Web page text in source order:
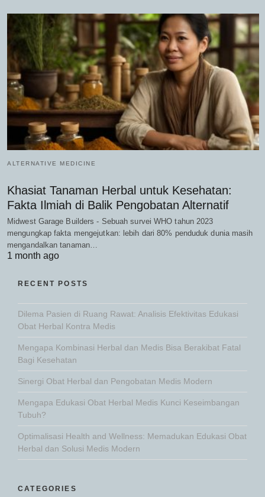
ALTERNATIVE MEDICINE
Khasiat Tanaman Herbal untuk Kesehatan:
Fakta Ilmiah di Balik Pengobatan Alternatif
Midwest Garage Builders - Sebuah survei WHO tahun 2023
mengungkap fakta mengejutkan: lebih dari 80% penduduk dunia masih
mengandalkan tanaman…
1 month ago
RECENT POSTS
Dilema Pasien di Ruang Rawat: Analisis Efektivitas Edukasi
Obat Herbal Kontra Medis
Mengapa Kombinasi Herbal dan Medis Bisa Berakibat Fatal
Bagi Kesehatan
Sinergi Obat Herbal dan Pengobatan Medis Modern
Mengapa Edukasi Obat Herbal Medis Kunci Keseimbangan
Tubuh?
Optimalisasi Health and Wellness: Memadukan Edukasi Obat
Herbal dan Solusi Medis Modern
CATEGORIES